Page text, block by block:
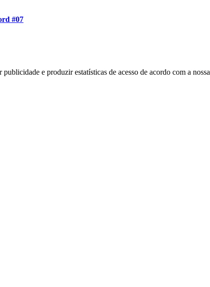
#07
e produzir estatísticas de acesso de acordo com a nossa